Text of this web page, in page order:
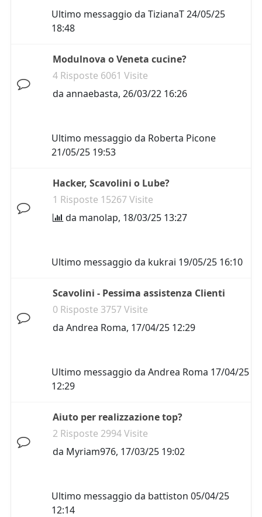
Ultimo messaggio da TizianaT24/05/25
18:48
Modulnova o Veneta cucine?
4 Risposte 6061 Visite
da annaebasta, 26/03/22 16:26
Ultimo messaggio da Roberta Picone
21/05/25 19:53
Hacker, Scavolini o Lube?
1 Risposte 15267 Visite
da manolap, 18/03/25 13:27
Ultimo messaggio da kukrai 19/05/25 16:10
Scavolini - Pessima assistenza Clienti
0 Risposte 3757 Visite
da Andrea Roma, 17/04/25 12:29
Ultimo messaggio da Andrea Roma 17/04/25
12:29
Aiuto per realizzazione top?
2 Risposte 2994 Visite
da Myriam976, 17/03/25 19:02
Ultimo messaggio da battiston 05/04/25
12:14